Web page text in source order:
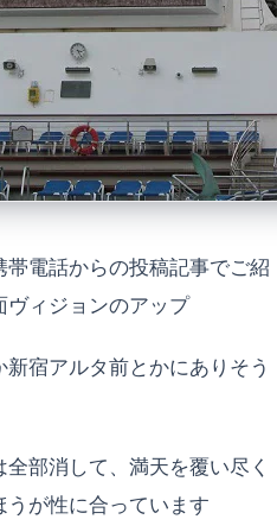
帯電話からの投稿記事でご紹
ヴィジョンのアップ
宿アルタ前とかにありそう
部消して、満天を覆い尽く
が性に合っています